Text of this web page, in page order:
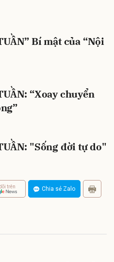
Bí mật của “Nội
“Xoay chuyển
"Sống đời tự do"
trên Chia sẻ Zalo